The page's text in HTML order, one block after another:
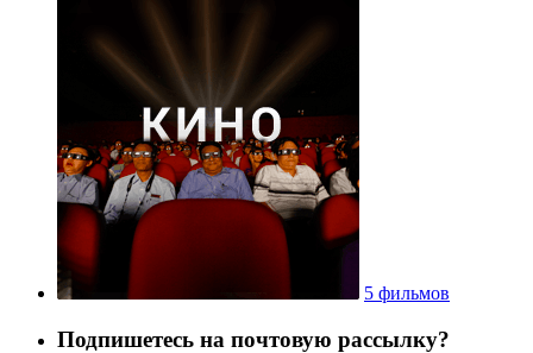
5 фильмов
Подпишетесь на почтовую рассылку?